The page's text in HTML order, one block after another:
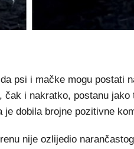
psi i mačke mogu postati
i nakratko, postanu
dobila brojne pozitivne
nije ozlijedio